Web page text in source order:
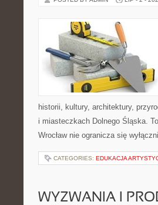
historii, kultury, architektury,
i miasteczkach Dolnego Śląska.
Wrocław nie ogranicza się
CATEGORIES: EDUKACJA
WYZWANIA I